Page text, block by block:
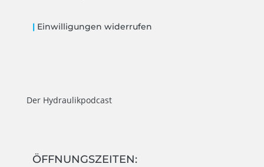
| Einwilligungen widerrufen
Der Hydraulikpodcast
ÖFFNUNGSZEITEN: